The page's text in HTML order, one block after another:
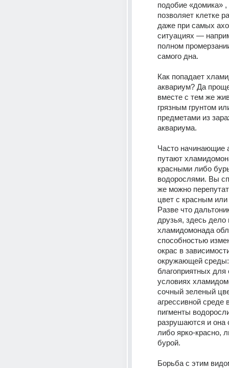
подобие «домика» ,
позволяет клетке
даже при самых
ситуациях —
полном
самого дна.
Как попадает
аквариум? Да
вместе с тем же
грязным грунтом
предметами из
аквариума.
Часто начинающие
путают
красными либо
водорослями. Вы
же можно
цвет с красным
Разве что
друзья, здесь
хламидомонада
способностью
окрас в
окружающей
благоприятных для
условиях
сочный зеленый
агрессивной среде
пигменты
разрушаются и она
либо ярко-красно,
бурой.
Борьба с этим